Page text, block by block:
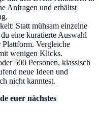
Anfragen und erhältst
Statt mühsam einzelne
eine kuratierte Auswahl
Plattform. Vergleiche
wenigen Klicks.
500 Personen, klassisch
neue Ideen und
nicht kanntest.
euer nächstes